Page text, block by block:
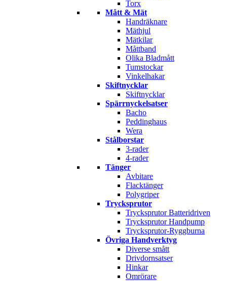
Torx
Mått & Mät
Handräknare
Mäthjul
Mätkilar
Måttband
Olika Bladmått
Tumstockar
Vinkelhakar
Skiftnycklar
Skiftnycklar
Spärrnyckelsatser
Bacho
Peddinghaus
Wera
Stålborstar
3-rader
4-rader
Tänger
Avbitare
Flacktänger
Polygriper
Trycksprutor
Trycksprutor Batteridriven
Trycksprutor Handpump
Trycksprutor-Ryggburna
Övriga Handverktyg
Diverse smått
Drivdornsatser
Hinkar
Omrörare